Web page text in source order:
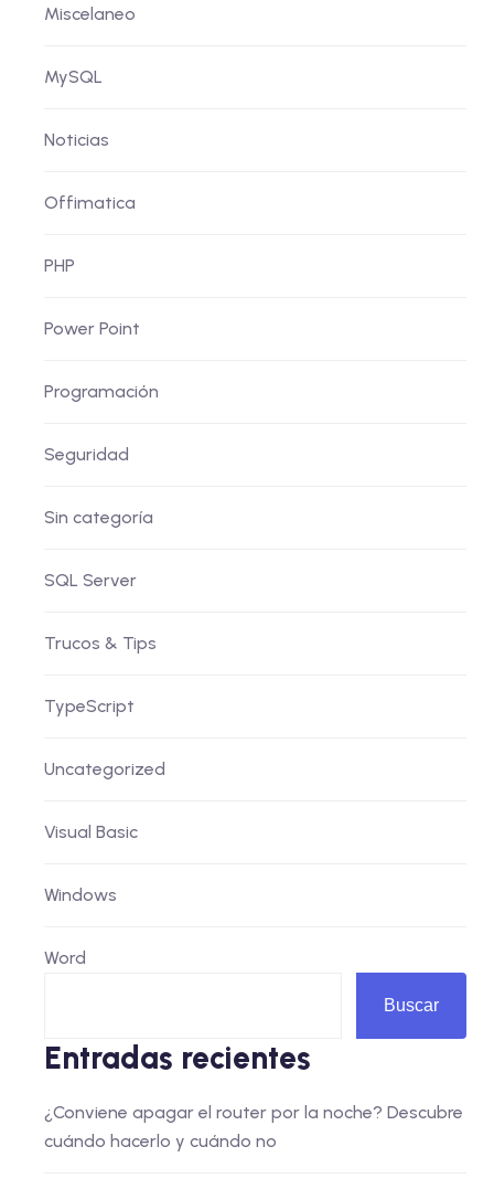
Miscelaneo
MySQL
Noticias
Offimatica
PHP
Power Point
Programación
Seguridad
Sin categoría
SQL Server
Trucos & Tips
TypeScript
Uncategorized
Visual Basic
Windows
Word
Buscar
Entradas recientes
¿Conviene apagar el router por la noche? Descubre
cuándo hacerlo y cuándo no